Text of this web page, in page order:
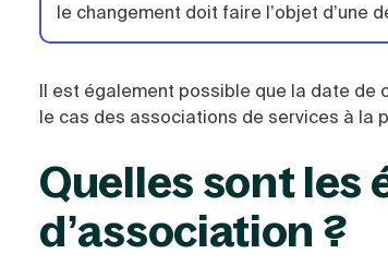
le changement doit faire l’objet d’une
Il est également possible que la date de
le cas des associations de services à la
Quelles sont les
d’association ?